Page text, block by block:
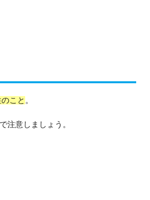
こと 。
注意しましょう。